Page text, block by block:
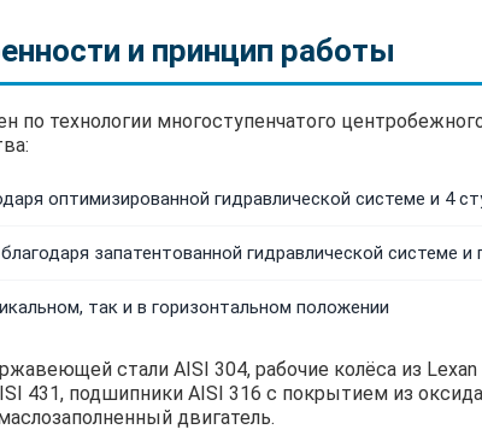
и принцип работы
по технологии многоступенчатого
оптимизированной гидравлической системе и 4
запатентованной гидравлической системе
так и в горизонтальном положении
стали AISI 304, рабочие колёса из
431, подшипники AISI 316 с покрытием из
двигатель.